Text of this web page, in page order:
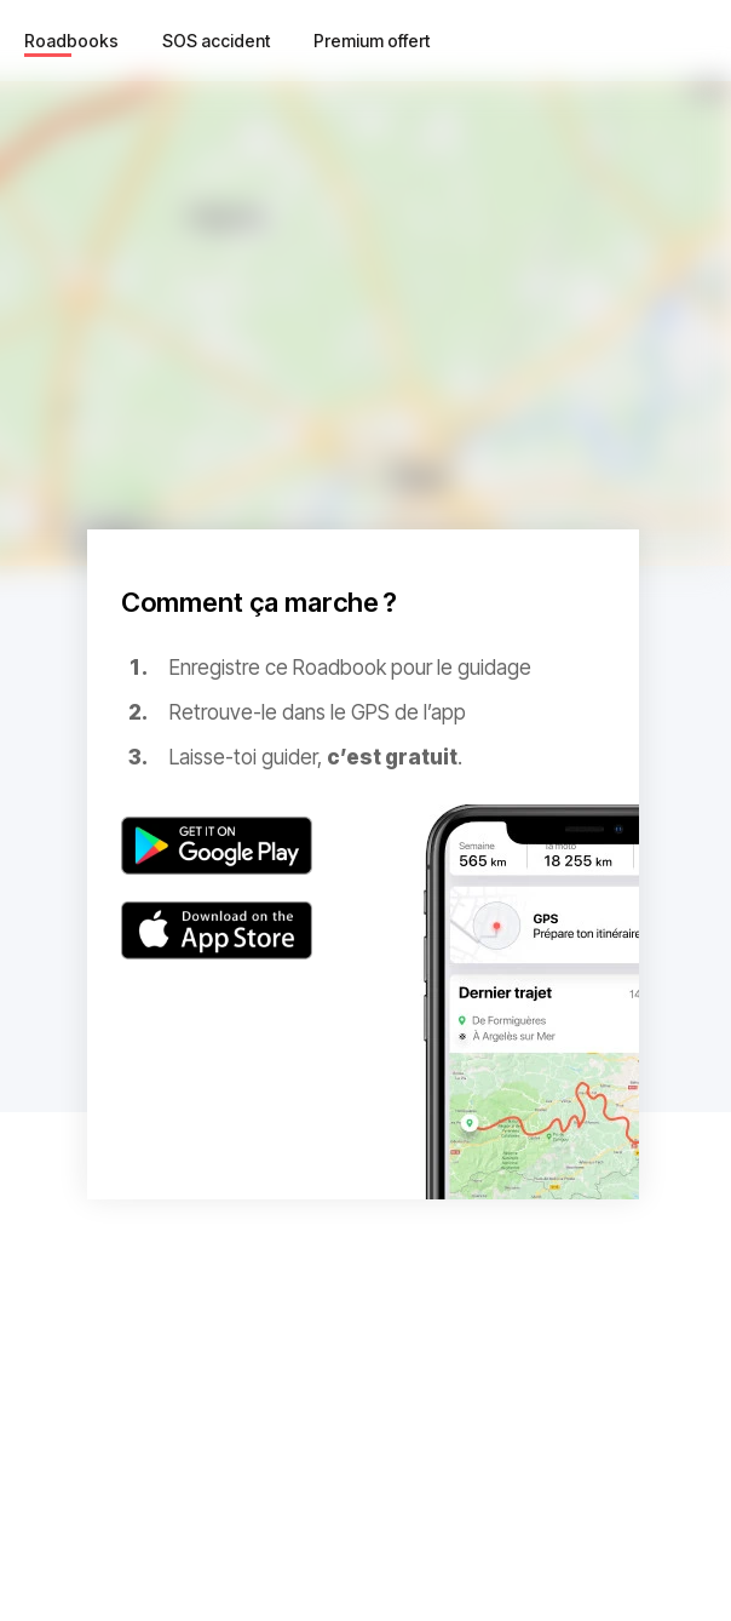
Roadbooks SOS accident Premium offert
Comment ça marche ?
Enregistre ce Roadbook pour le guidage
Retrouve-le dans le GPS de l’app
Laisse-toi guider, c’est gratuit.